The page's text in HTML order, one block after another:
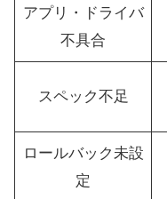
アプリ・ドライバ
不具合
スペック不足
ロールバック未設
定